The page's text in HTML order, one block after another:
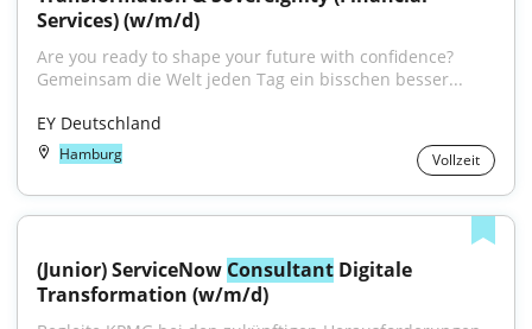
Services) (w/m/d)
Are you ready to shape your future with confidence?
Gemeinsam die Welt jeden Tag ein bisschen besser...
EY Deutschland
Hamburg Vollzeit
(Junior) ServiceNow Consultant Digitale
Transformation (w/m/d)